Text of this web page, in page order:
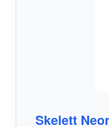
Skelett